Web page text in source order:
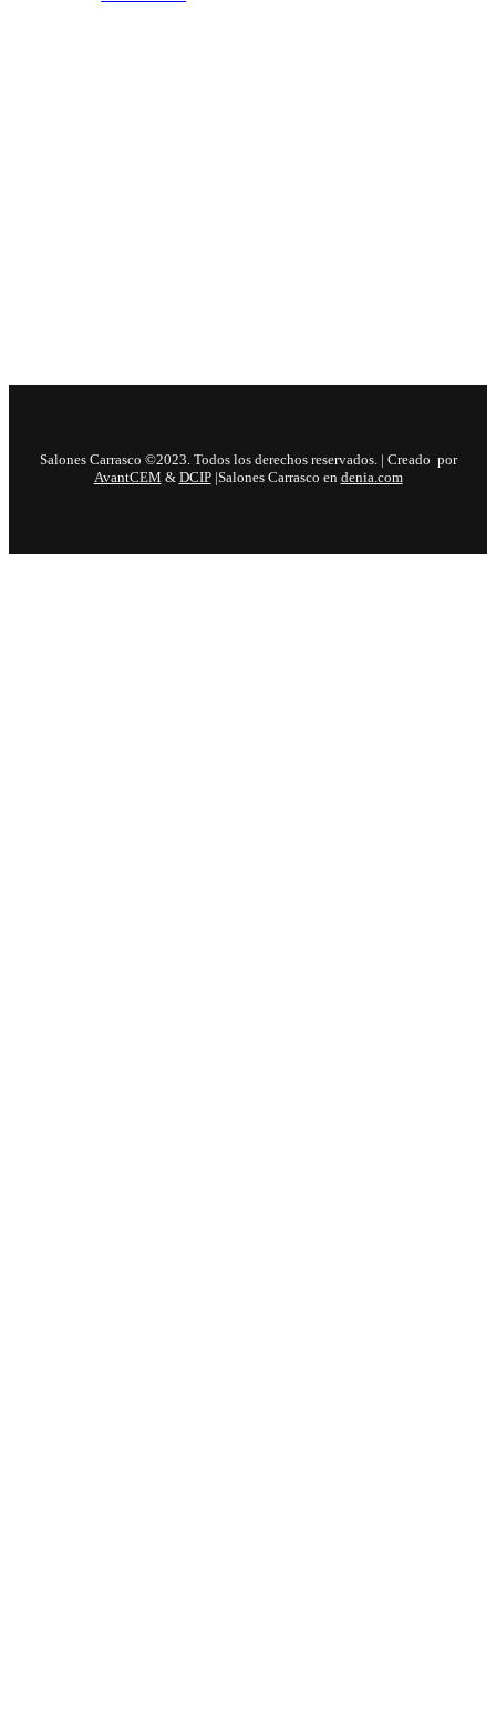
Salones Carrasco ©2023. Todos los derechos reservados. | Creado por
AvantCEM & DCIP|Salones Carrasco en denia.com